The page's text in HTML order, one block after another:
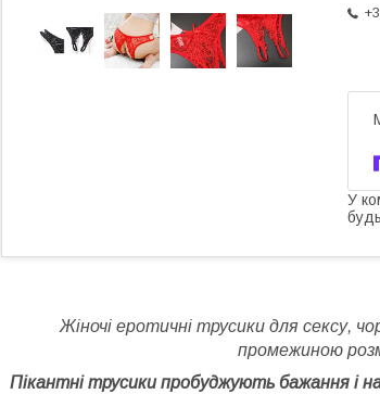
У
Жіночі еротичні трусики для сексу,
промежиною
Пікантні трусики пробуджують бажання і